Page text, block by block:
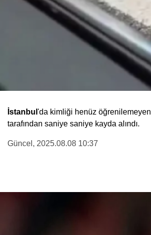
İstanbul 'da kimliği henüz öğrenilemeyen
tarafından saniye saniye kayda alındı.
Güncel , 2025.08.08 10:37